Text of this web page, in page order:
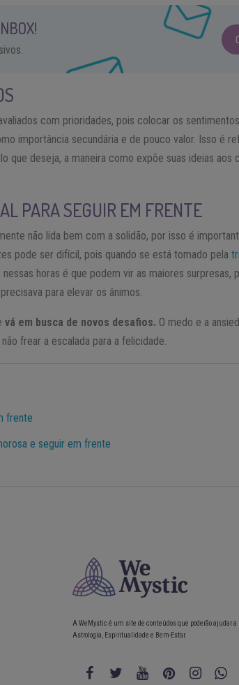
com prioridades, pois colocar os
importância secundária e de pouco valor. Isso é
que deseja, a maneira como expõe suas ideias aos
PARA SEGUIR EM FRENTE
não lida bem com a solidão, por isso é
pode ser difícil, pois quando se está tomado pela
horas é que podem vir as maiores surpresas,
para elevar os ânimos.
vá em busca de novos desafios. O medo e a
frear a escalada para a felicidade.
frente
e seguir em frente
A WeMystic é um site de conteúdos que poderão ajudar
Astrologia, Espiritualidade e Bem-Estar.